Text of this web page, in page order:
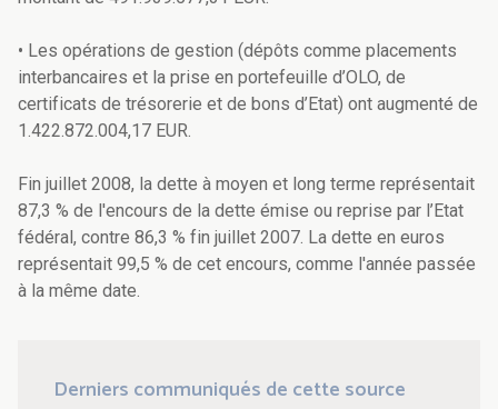
• Les opérations de gestion (dépôts comme placements
interbancaires et la prise en portefeuille d’OLO, de
certificats de trésorerie et de bons d’Etat) ont augmenté de
1.422.872.004,17 EUR.
Fin juillet 2008, la dette à moyen et long terme représentait
87,3 % de l'encours de la dette émise ou reprise par l’Etat
fédéral, contre 86,3 % fin juillet 2007. La dette en euros
représentait 99,5 % de cet encours, comme l'année passée
à la même date.
Derniers communiqués de cette source